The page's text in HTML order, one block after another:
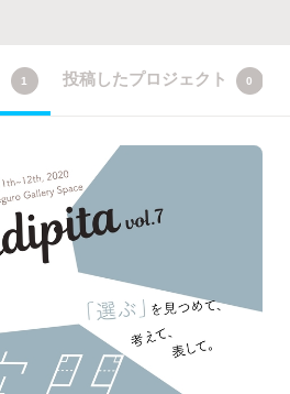
1 投稿したプロジェクト 0